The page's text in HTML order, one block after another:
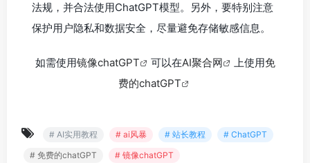
法规，并合法使用ChatGPT模型。另外，要特别注意
保护用户隐私和数据安全，尽量避免存储敏感信息。
如需使用镜像chatGPT 可以在AI聚合网 上使用免
费的chatGPT
# AI实用教程 # ai风暴 # 站长教程
# ChatGPT
# 免费的chatGPT
# 镜像chatGPT